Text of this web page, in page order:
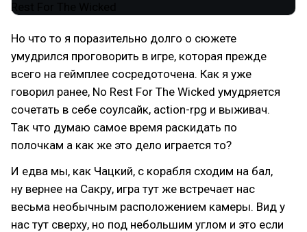
Но что то я поразительно долго о сюжете
умудрился проговорить в игре, которая прежде
всего на геймплее сосредоточена. Как я уже
говорил ранее, No Rest For The Wicked умудряется
сочетать в себе соулсайк, action-rpg и выживач.
Так что думаю самое время раскидать по
полочкам а как же это дело играется то?
И едва мы, как Чацкий, с корабля сходим на бал,
ну вернее на Сакру, игра тут же встречает нас
весьма необычным расположением камеры. Вид у
нас тут сверху, но под небольшим углом и это если